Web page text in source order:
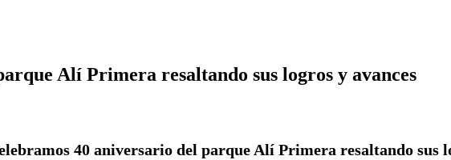
Alí Primera resaltando sus logros y avances
40 aniversario del parque Alí Primera resaltando sus